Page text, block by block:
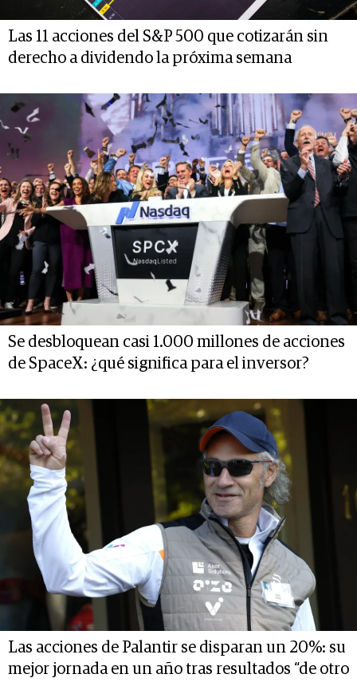
Las 11 acciones del S&P 500 que cotizarán sin
derecho a dividendo la próxima semana
Se desbloquean casi 1.000 millones de acciones
de SpaceX: ¿qué significa para el inversor?
Las acciones de Palantir se disparan un 20%: su
mejor jornada en un año tras resultados “de otro